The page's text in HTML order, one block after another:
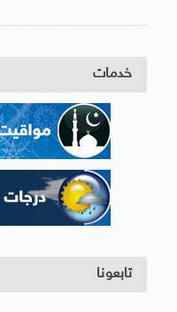
خدمات
تابعونا